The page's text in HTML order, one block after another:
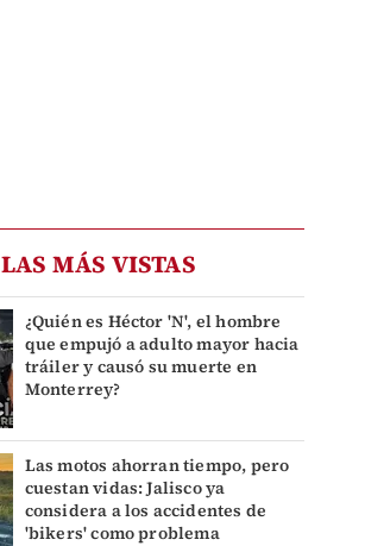
LAS MÁS VISTAS
¿Quién es Héctor 'N', el hombre
que empujó a adulto mayor hacia
tráiler y causó su muerte en
Monterrey?
Las motos ahorran tiempo, pero
cuestan vidas: Jalisco ya
considera a los accidentes de
'bikers' como problema